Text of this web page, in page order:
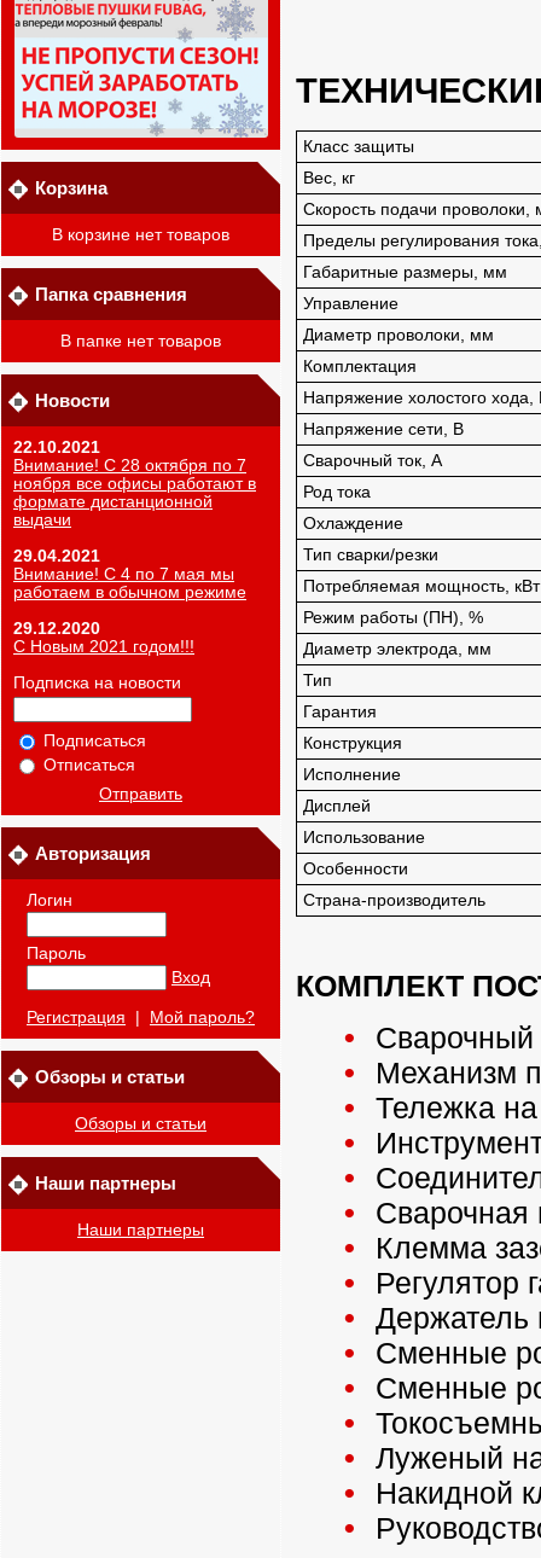
Корзина
В корзине нет товаров
Папка сравнения
В папке нет товаров
Новости
22.10.2021
Внимание! С 28 октября по 7
ноября все офисы работают в
формате дистанционной
выдачи
29.04.2021
Внимание! С 4 по 7 мая мы
работаем в обычном режиме
29.12.2020
С Новым 2021 годом!!!
Подписка на новости
Подписаться
Отписаться
Отправить
Авторизация
Логин
Пароль
Вход
Регистрация Мой пароль?
Обзоры и статьи
Обзоры и статьи
Наши партнеры
Наши партнеры
Класс защиты
Вес, кг
Скорость подачи проволоки,
Пределы регулирования
Габаритные размеры, мм
Управление
Диаметр проволоки, мм
Комплектация
Напряжение холостого хода,
Напряжение сети, В
Сварочный ток, А
Род тока
Охлаждение
Тип сварки/резки
Потребляемая мощность, кВт
Режим работы (ПН), %
Диаметр электрода, мм
Тип
Гарантия
Конструкция
Исполнение
Дисплей
Использование
Особенности
Страна-производитель
КОМПЛЕКТ
Сварочный
Механизм
Тележка
Сварочная
Клемма
Регулятор
Держатель
Сменные
Сменные
Луженый
Накидной